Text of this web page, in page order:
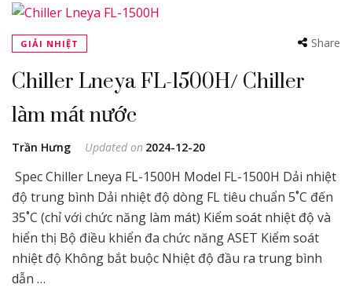
GIẢI NHIỆT Share
Chiller Lneya FL-1500H/ Chiller
làm mát nước
Trần Hưng Updated on 2024-12-20
Spec Chiller Lneya FL-1500H Model FL-1500H Dải nhiệt
độ trung bình Dải nhiệt độ dòng FL tiêu chuẩn 5˚C đến
35˚C (chỉ với chức năng làm mát) Kiểm soát nhiệt độ và
hiển thị Bộ điều khiển đa chức năng ASET Kiểm soát
nhiệt độ Không bắt buộc Nhiệt độ đầu ra trung bình
dẫn …